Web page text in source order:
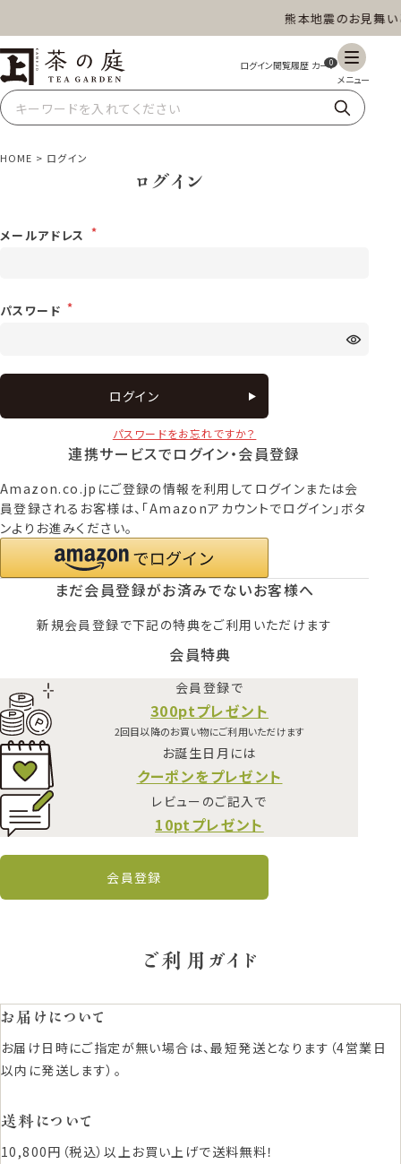
熊本地震のお見舞い
茶の庭オンラインショップ 0
ギフト 特上高級茶 深蒸し茶 水出し茶
スイーツ
HOME ログイン
ログイン
メールアドレス
パスワード
ログイン
パスワードをお忘れですか？
連携サービスでログイン・会員登録
Amazon.co.jpにご登録の情報を利用してログインまたは会
員登録されるお客様は、「Amazonアカウントでログイン」ボタ
ンよりお進みください。
まだ会員登録がお済みでないお客様へ
新規会員登録で下記の特典をご利用いただけます
会員特典
会員登録で
300ptプレゼント
2回目以降のお買い物にご利用いただけます
お誕生日月には
クーポンをプレゼント
レビューのご記入で
10ptプレゼント
会員登録
ご利用ガイド
お届けについて
お届け日時にご指定が無い場合は、最短発送となります（4営業日
以内に発送します）。
送料について
10,800円（税込）以上お買い上げで送料無料！